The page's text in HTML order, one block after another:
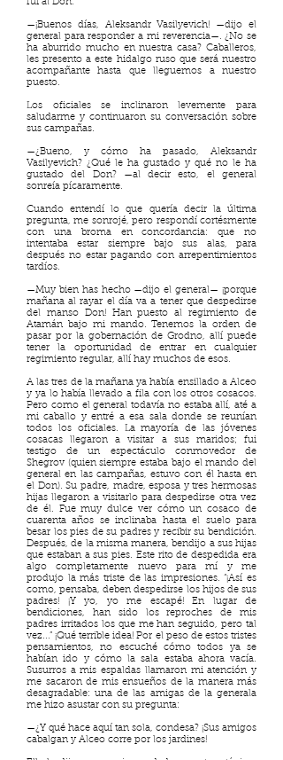
fui al Don.
—¡Buenos días, Aleksandr Vasilyevich! —dijo el
general para responder a mi reverencia—. ¿No se
ha aburrido mucho en nuestra casa? Caballeros,
les presento a este hidalgo ruso que será nuestro
acompañante hasta que lleguemos a nuestro
puesto.
Los oficiales se inclinaron levemente para
saludarme y continuaron su conversación sobre
sus campañas.
—¿Bueno, y cómo ha pasado, Aleksandr
Vasilyevich? ¿Qué le ha gustado y qué no le ha
gustado del Don? —al decir esto, el general
sonreía pícaramente.
Cuando entendí lo que quería decir la última
pregunta, me sonrojé, pero respondí cortésmente
con una broma en concordancia: que no
intentaba estar siempre bajo sus alas, para
después no estar pagando con arrepentimientos
tardíos.
—Muy bien has hecho —dijo el general— ¡porque
mañana al rayar el día va a tener que despedirse
del manso Don! Han puesto al regimiento de
Atamán bajo mi mando. Tenemos la orden de
pasar por la gobernación de Grodno, allí puede
tener la oportunidad de entrar en cualquier
regimiento regular, allí hay muchos de esos.
A las tres de la mañana ya había ensillado a Alceo
y ya lo había llevado a fila con los otros cosacos.
Pero como el general todavía no estaba allí, até a
mi caballo y entré a esa sala donde se reunían
todos los oficiales. La mayoría de las jóvenes
cosacas llegaron a visitar a sus maridos; fui
testigo de un espectáculo conmovedor de
Shegrov (quien siempre estaba bajo el mando del
general en las campañas, estuvo con él hasta en
el Don). Su padre, madre, esposa y tres hermosas
hijas llegaron a visitarlo para despedirse otra vez
de él. Fue muy dulce ver cómo un cosaco de
cuarenta años se inclinaba hasta el suelo para
besar los pies de su padres y recibir su bendición.
Después, de la misma manera, bendijo a sus hijas
que estaban a sus pies. Este rito de despedida era
algo completamente nuevo para mí y me
produjo la más triste de las impresiones. “¡Así es
como, pensaba, deben despedirse los hijos de sus
padres! ¡Y yo, yo me escapé! En lugar de
bendiciones, han sido los reproches de mis
padres irritados los que me han seguido, pero tal
vez...” ¡Qué terrible idea! Por el peso de estos tristes
pensamientos, no escuché cómo todos ya se
habían ido y cómo la sala estaba ahora vacía.
Susurros a mis espaldas llamaron mi atención y
me sacaron de mis ensueños de la manera más
desagradable: una de las amigas de la generala
me hizo asustar con su pregunta:
—¿Y qué hace aquí tan sola, condesa? ¡Sus amigos
cabalgan y Alceo corre por los jardines!